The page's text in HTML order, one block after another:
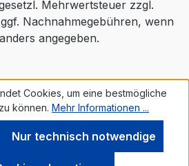
Mehrwertsteuer zzgl.
Nachnahmegebühren, wenn
angegeben.
Cookies, um eine bestmögliche
können. Mehr Informationen ...
Nur technisch notwendige